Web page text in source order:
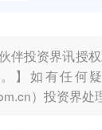
伴投资界讯授
】如有任何
）投资界处